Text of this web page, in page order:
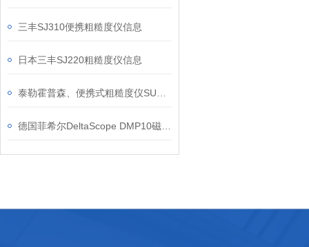
三丰SJ310便携粗糙度仪信息
日本三丰SJ220粗糙度仪信息